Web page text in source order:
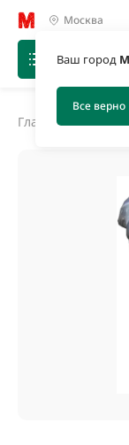
Москва
Ваш город
Все верно
Главная